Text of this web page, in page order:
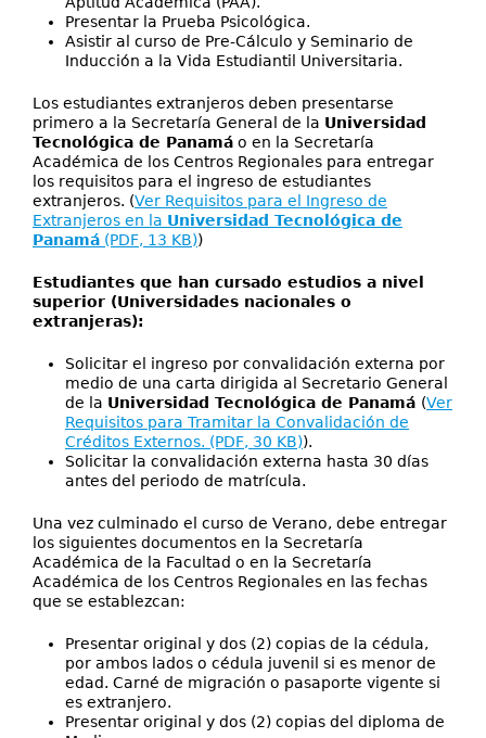
Presentar la Prueba Psicológica.
Asistir al curso de Pre-Cálculo y Seminario de
Inducción a la Vida Estudiantil Universitaria.
Los estudiantes extranjeros deben presentarse
primero a la Secretaría General de la Universidad
Tecnológica de Panamá o en la Secretaría
Académica de los Centros Regionales para entregar
los requisitos para el ingreso de estudiantes
extranjeros. (Ver Requisitos para el Ingreso de
Extranjeros en la Universidad Tecnológica de
Panamá (PDF, 13 KB))
Estudiantes que han cursado estudios a nivel
superior (Universidades nacionales o
extranjeras):
Solicitar el ingreso por convalidación externa por
medio de una carta dirigida al Secretario General
de la Universidad Tecnológica de Panamá (Ver
Requisitos para Tramitar la Convalidación de
Créditos Externos. (PDF, 30 KB)).
Solicitar la convalidación externa hasta 30 días
antes del periodo de matrícula.
Una vez culminado el curso de Verano, debe entregar
los siguientes documentos en la Secretaría
Académica de la Facultad o en la Secretaría
Académica de los Centros Regionales en las fechas
que se establezcan:
Presentar original y dos (2) copias de la cédula,
por ambos lados o cédula juvenil si es menor de
edad. Carné de migración o pasaporte vigente si
es extranjero.
Presentar original y dos (2) copias del diploma de